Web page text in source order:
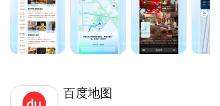
【高德扫街榜】
高德扫街榜是全球首个基于真实用户导航、搜索、到店
等行为数据，并结合AI技术和芝麻信用打造的AI时代客
提供包含驾车丶打车丶公交丶骑行丶步行丶货车丶摩托
车丶新能源等多种出行方式的智能导航
百度地图